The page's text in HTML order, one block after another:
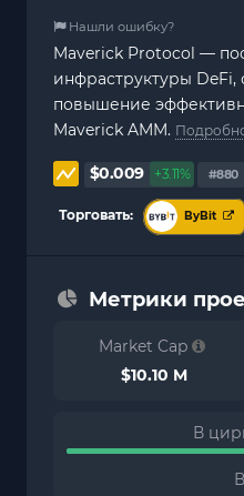
Нашли ошибку?
Maverick Protocol —
инфраструктуры
повышение
Maverick AMM.
$0.009 +3.11% #880
Торговать: ByBit
Метрики
Market Cap
$10.10 M
В